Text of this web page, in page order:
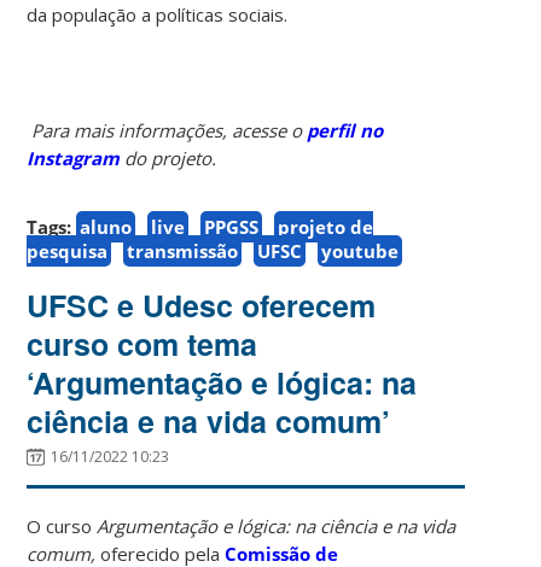
da população a políticas sociais.
Para mais informações, acesse o perfil no
Instagram do projeto.
Tags: aluno live PPGSS
projeto de
pesquisa
transmissão UFSC youtube
UFSC e Udesc oferecem
curso com tema
‘Argumentação e lógica: na
ciência e na vida comum’
16/11/2022 10:23
O curso Argumentação e lógica: na ciência e na vida
comum, oferecido pelaComissão de